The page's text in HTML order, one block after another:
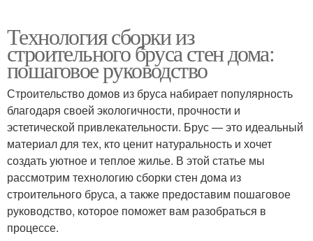
Технология сборки из
строительного бруса стен дома:
пошаговое руководство
Строительство домов из бруса набирает популярность
благодаря своей экологичности, прочности и
эстетической привлекательности. Брус — это идеальный
материал для тех, кто ценит натуральность и хочет
создать уютное и теплое жилье. В этой статье мы
рассмотрим технологию сборки стен дома из
строительного бруса, а также предоставим пошаговое
руководство, которое поможет вам разобраться в
процессе.